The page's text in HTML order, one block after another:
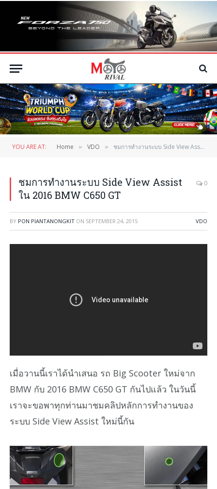
YOU ARE AT: Home » VDO » ชมการทำงานระบบ Side View Assist ใน 2016 BMW C650 GT
ชมการทำงานระบบ Side View Assist
ใน 2016 BMW C650 GT
0
BY PON PIANTANONGKIT ON SEPTEMBER 24, 2015 VDO
เมื่อวานนี้เราได้นำเสนอ รถ Big Scooter ใหม่จาก
BMW กับ 2016 BMW C650 GT กันไปแล้ว ในวันนี้
เราจะขอพาทุกท่านมาชมคลิปหลักการทำงานของ
ระบบ Side View Assist ใหม่นี้กัน